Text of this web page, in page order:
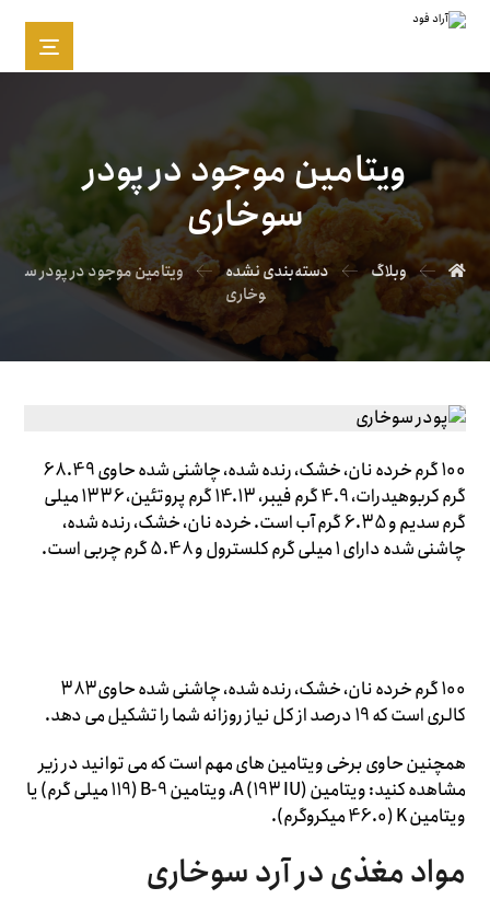
ویتامین موجود در پودر
سوخاری
وبلاگ دسته‌بندی نشده
ویتامین موجود در پودر س
وخاری
100 گرم خرده نان، خشک، رنده شده، چاشنی شده حاوی 68.49
گرم کربوهیدرات، 4.9 گرم فیبر، 14.13 گرم پروتئین، 1336 میلی
گرم سدیم و 6.35 گرم آب است. خرده نان، خشک، رنده شده،
چاشنی شده دارای 1 میلی گرم کلسترول و 5.48 گرم چربی است.
100 گرم خرده نان، خشک، رنده شده، چاشنی شده حاوی 383
کالری است که 19 درصد از کل نیاز روزانه شما را تشکیل می دهد.
همچنین حاوی برخی ویتامین های مهم است که می توانید در زیر
مشاهده کنید: ویتامین A (193 IU)، ویتامین B-9 (119 میلی گرم) یا
ویتامین K (46.0 میکروگرم).
مواد مغذی در آرد سوخاری